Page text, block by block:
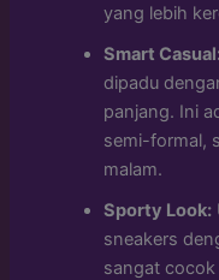
yang lebih
Smart
dipadu
panjang. Ini
semi-formal,
malam.
Sporty Look:
sneakers
sangat